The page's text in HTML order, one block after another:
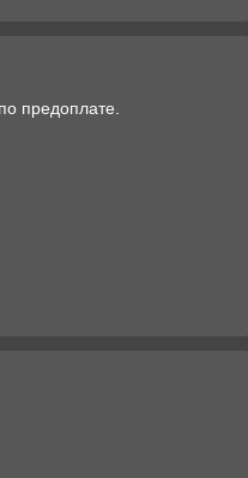
предоплате.